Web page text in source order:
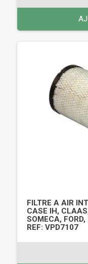
FILTRE A AIR
CASE IH,
SOMECA,
REF: VPD7107